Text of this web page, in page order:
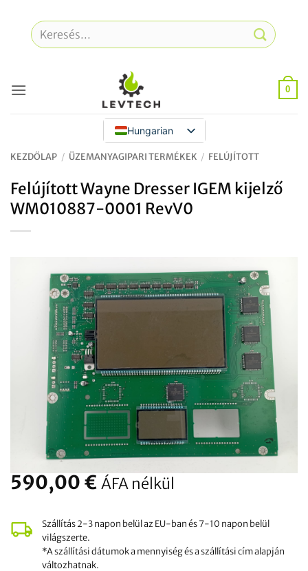
tartalomra
Keresés
a
0
Hungarian
KEZDŐLAP / ÜZEMANYAGIPARI TERMÉKEK / FELÚJÍTOTT
Felújított Wayne Dresser IGEM kijelző
WM010887-0001 RevV0
590,00 € ÁFA nélkül
Szállítás 2-3 napon belül az EU-ban és 7-10 napon belül
világszerte.
*A szállítási dátumok a mennyiség és a szállítási cím alapján
változhatnak.